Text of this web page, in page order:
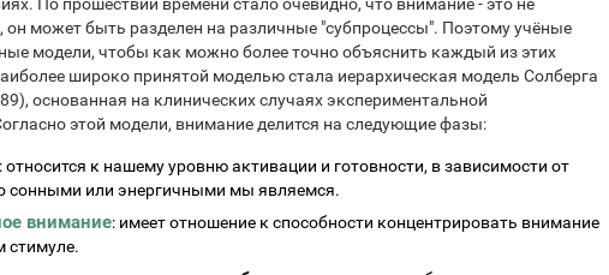
он может быть разделен на различные "субпроцессы". Поэтому учёные
модели, чтобы как можно более точно объяснить каждый из этих
широко принятой моделью стала иерархическая модель Солберга
основанная на клинических случаях экспериментальной
этой модели, внимание делится на следующие фазы:
: относится к нашему уровню активации и готовности, в зависимости от
сонными или энергичными мы являемся.
внимание: имеет отношение к способности концентрировать внимание
стимуле.